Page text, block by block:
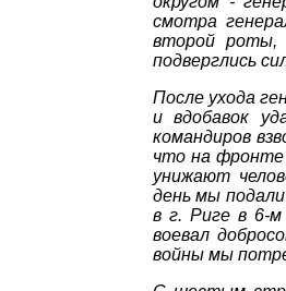
смотра
второй роты,
подверглись
После ухода
и вдобавок
командиров
что на фронте
унижают
день мы
в г. Риге в 6-
воевал
войны мы